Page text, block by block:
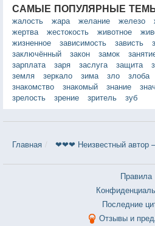
САМЫЕ ПОПУЛЯРНЫЕ
жалость
жара желание железо
жертва
жестокость животное
жизненное
зависимость зависть
заключённый
закон замок
зарплата
заря заслуга защита
земля
зеркало зима зло злоба
знакомство
знакомый знание
зрелость
зрение зритель зуб
Главная ❤❤❤ Неизвестный автор
Правила
Последние
Отзывы и